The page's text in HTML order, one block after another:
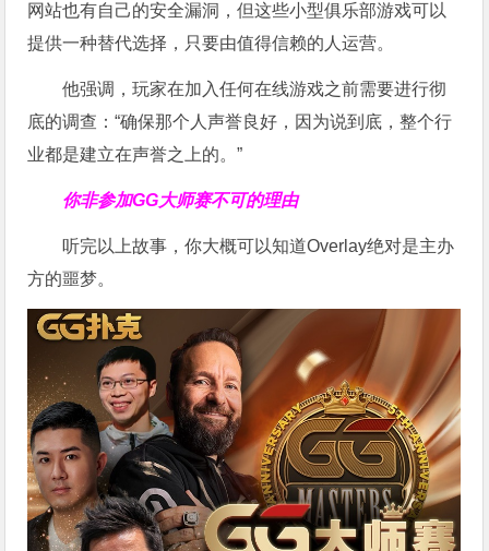
网站也有自己的安全漏洞，但这些小型俱乐部游戏可以
提供一种替代选择，只要由值得信赖的人运营。
他强调，玩家在加入任何在线游戏之前需要进行彻
底的调查：“确保那个人声誉良好，因为说到底，整个行
业都是建立在声誉之上的。”
你非参加GG大师赛不可的理由
听完以上故事，你大概可以知道Overlay绝对是主办
方的噩梦。